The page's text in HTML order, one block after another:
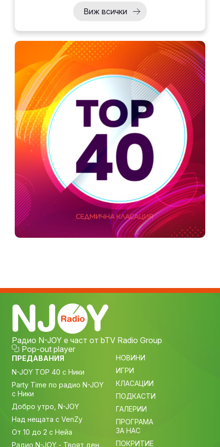
Виж всички
Радио N-JOY е част от bTV Radio Group
Pop-out player
ПРЕДАВАНИЯ
N-JOY TOP 40 с Ники
Party Time по радио N-JOY
с Ники
Добро утро, N-JOY
Над нещата с VenZy
От 10 до 2 с Нейа
Радио N-JOY - Твоят ден.
НОВИНИ
ИГРИ
КЛАСАЦИИ
ПОДКАСТИ
ГАЛЕРИИ
ПРОГРАМА
ЗА НАС
ПОКРИТИЕ